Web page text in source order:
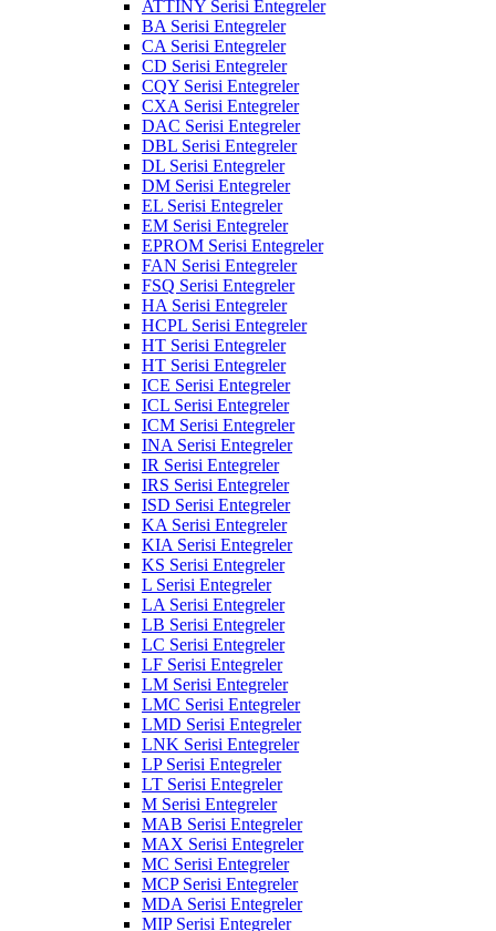
ATTINY Serisi Entegreler
BA Serisi Entegreler
CA Serisi Entegreler
CD Serisi Entegreler
CQY Serisi Entegreler
CXA Serisi Entegreler
DAC Serisi Entegreler
DBL Serisi Entegreler
DL Serisi Entegreler
DM Serisi Entegreler
EL Serisi Entegreler
EM Serisi Entegreler
EPROM Serisi Entegreler
FAN Serisi Entegreler
FSQ Serisi Entegreler
HA Serisi Entegreler
HCPL Serisi Entegreler
HT Serisi Entegreler
HT Serisi Entegreler
ICE Serisi Entegreler
ICL Serisi Entegreler
ICM Serisi Entegreler
INA Serisi Entegreler
IR Serisi Entegreler
IRS Serisi Entegreler
ISD Serisi Entegreler
KA Serisi Entegreler
KIA Serisi Entegreler
KS Serisi Entegreler
L Serisi Entegreler
LA Serisi Entegreler
LB Serisi Entegreler
LC Serisi Entegreler
LF Serisi Entegreler
LM Serisi Entegreler
LMC Serisi Entegreler
LMD Serisi Entegreler
LNK Serisi Entegreler
LP Serisi Entegreler
LT Serisi Entegreler
M Serisi Entegreler
MAB Serisi Entegreler
MAX Serisi Entegreler
MC Serisi Entegreler
MCP Serisi Entegreler
MDA Serisi Entegreler
MIP Serisi Entegreler